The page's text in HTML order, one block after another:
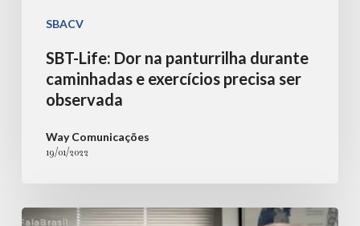
SBACV
SBT-Life: Dor na panturrilha durante
caminhadas e exercícios precisa ser
observada
Way Comunicações
19/01/2022
Fala